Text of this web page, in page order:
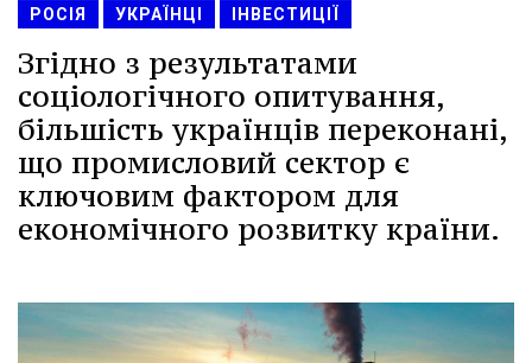
РОСІЯ УКРАЇНЦІ ІНВЕСТИЦІЇ
Згідно з результатами
соціологічного опитування,
більшість українців переконані,
що промисловий сектор є
ключовим фактором для
економічного розвитку країни.